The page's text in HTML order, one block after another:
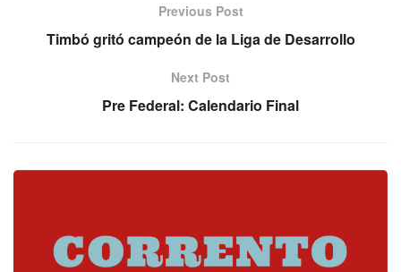
Previous Post
Timbó gritó campeón de la Liga de Desarrollo
Next Post
Pre Federal: Calendario Final